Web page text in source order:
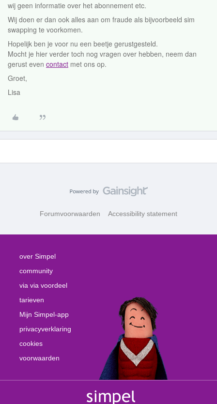
wij geen informatie over het abonnement etc.
Wij doen er dan ook alles aan om fraude als bijvoorbeeld sim
swapping te voorkomen.
Hopelijk ben je voor nu een beetje gerustgesteld.
Mocht je hier verder toch nog vragen over hebben, neem dan
gerust even contact met ons op.
Groet,
Lisa
Forumvoorwaarden Accessibility statement
over Simpel
community
via via voordeel
tarieven
Mijn Simpel-app
privacyverklaring
cookies
voorwaarden